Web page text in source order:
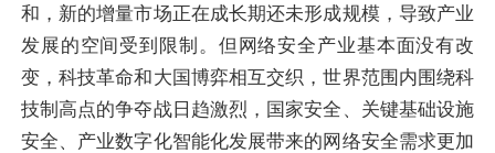
和，新的增量市场正在成长期还未形成规模，导致产业
发展的空间受到限制。但网络安全产业基本面没有改
变，科技革命和大国博弈相互交织，世界范围内围绕科
技制高点的争夺战日趋激烈，国家安全、关键基础设施
安全、产业数字化智能化发展带来的网络安全需求更加